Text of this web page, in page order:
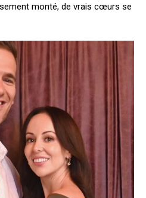
monté, de vrais cœurs se